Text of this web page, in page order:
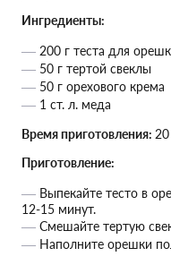
Ингредиенты:
200 г теста для
50 г тертой свеклы
50 г орехового крема
1 ст. л. меда
Время приготовления:
Приготовление:
Выпекайте тесто в
12-15 минут.
Смешайте тертую
Наполните орешки